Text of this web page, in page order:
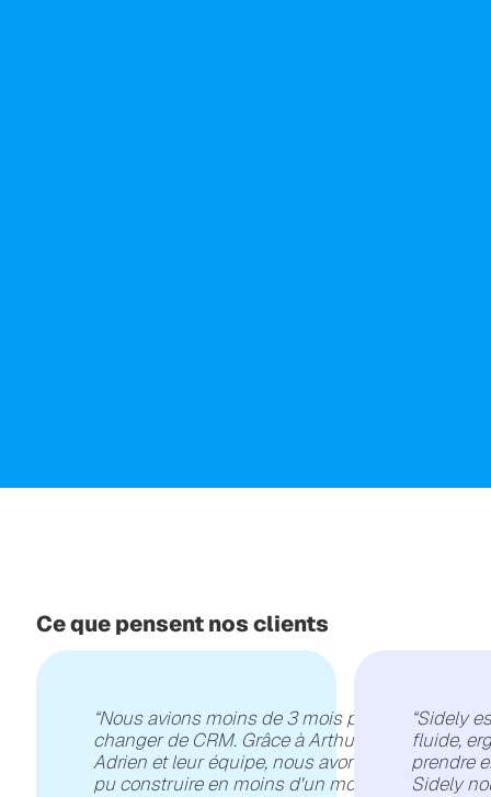
Ce que pensent nos clients
“Nous avions moins de 3 mois pour
changer de CRM. Grâce à Arthur,
Adrien et leur équipe, nous avons
pu construire en moins d'un mois le
“Sidely
fluide,
prendre
Sidely